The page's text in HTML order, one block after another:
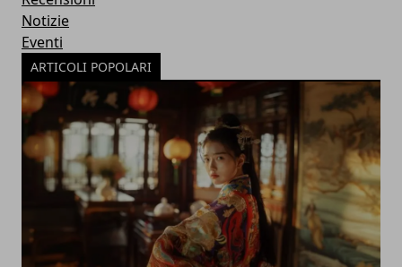
Notizie
Eventi
ARTICOLI POPOLARI